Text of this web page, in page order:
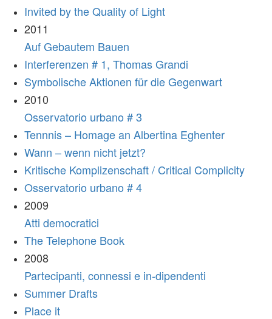
Invited by the Quality of Light
2011
Auf Gebautem Bauen
Interferenzen # 1, Thomas Grandi
Symbolische Aktionen für die Gegenwart
2010
Osservatorio urbano # 3
Tennnis – Homage an Albertina Eghenter
Wann – wenn nicht jetzt?
Kritische Komplizenschaft / Critical Complicity
Osservatorio urbano # 4
2009
Atti democratici
The Telephone Book
2008
Partecipanti, connessi e in-dipendenti
Summer Drafts
Place it